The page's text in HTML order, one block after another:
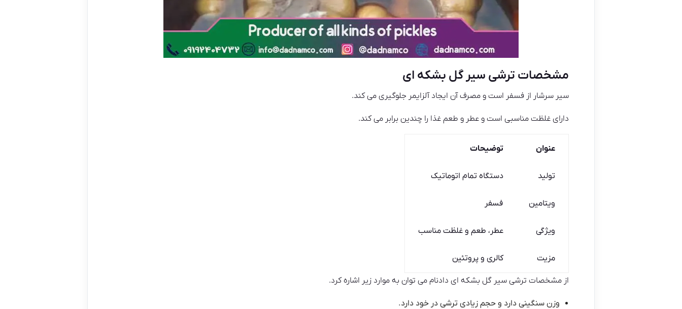
مشخصات ترشی سیر گل بشکه ای
سیر سرشار از فسفر است و مصرف آن ایجاد آلزایمر جلوگیری می کند.
دارای غلظت مناسبی است و عطر و طعم غذا را چندین برابر می کند.
عنوان توضیحات
تولید دستگاه تمام اتوماتیک
ویتامین فسفر
ویژگی عطر، طعم و غلظت مناسب
مزیت کالری و پروتئین
از مشخصات ترشی سیر گل بشکه ای دادنام می توان به موارد زیر اشاره کرد.
وزن سنگینی دارد و حجم زیادی ترشی در خود دارد.